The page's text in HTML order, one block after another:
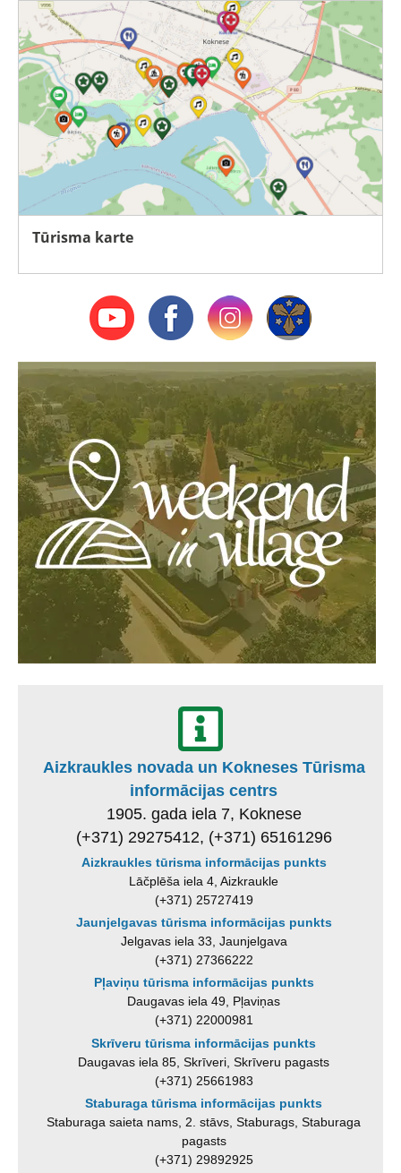
Tūrisma karte
Aizkraukles novada un Kokneses Tūrisma
informācijas centrs
1905. gada iela 7, Koknese
(+371) 29275412, (+371) 65161296
Aizkraukles tūrisma informācijas punkts
Lāčplēša iela 4, Aizkraukle
(+371) 25727419
Jaunjelgavas tūrisma informācijas punkts
Jelgavas iela 33, Jaunjelgava
(+371) 27366222
Pļaviņu tūrisma informācijas punkts
Daugavas iela 49, Pļaviņas
(+371) 22000981
Skrīveru tūrisma informācijas punkts
Daugavas iela 85, Skrīveri, Skrīveru pagasts
(+371) 25661983
Staburaga tūrisma informācijas punkts
Staburaga saieta nams, 2. stāvs, Staburags, Staburaga
pagasts
(+371) 29892925